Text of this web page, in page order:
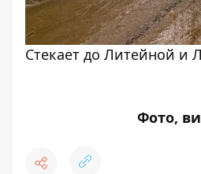
Стекает до Литейной и
Фото,